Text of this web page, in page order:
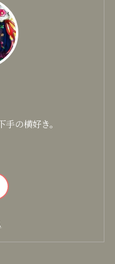
の横好き。